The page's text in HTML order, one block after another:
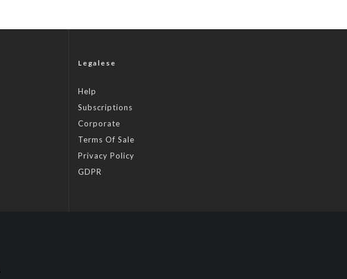
Legalese
Help
Subscriptions
Corporate
Terms Of Sale
Privacy Policy
GDPR